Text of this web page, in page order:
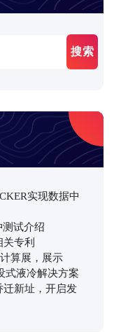
实现数据中
试介绍
专利
算展，展示
式液冷解决方案
迁新址，开启发